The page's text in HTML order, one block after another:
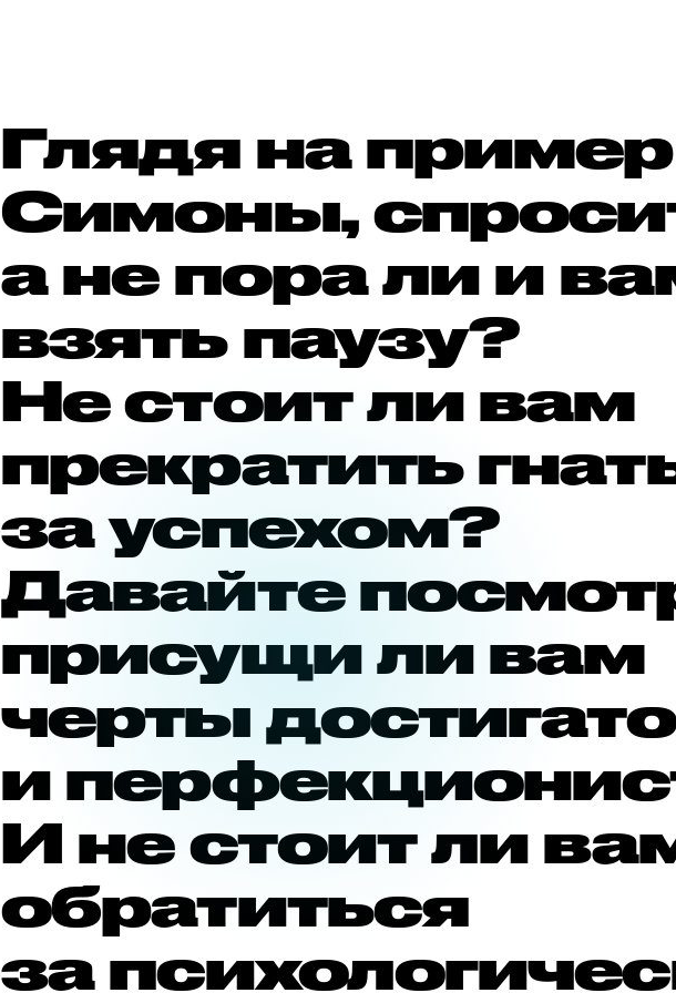
Глядя на пример
Симоны,
а не пора ли и
взять паузу?
Не стоит ли вам
прекратить
за успехом?
Давайте
присущи ли вам
черты
и
И не стоит ли
обратиться
за